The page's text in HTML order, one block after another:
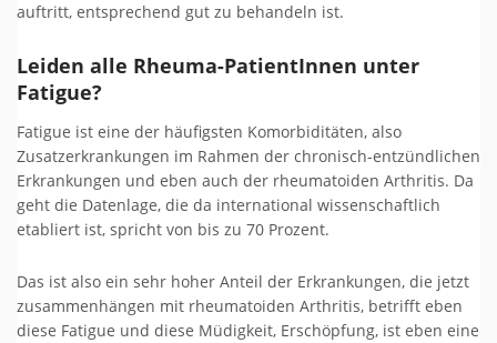
auftritt, entsprechend gut zu behandeln ist.
Leiden alle Rheuma-PatientInnen unter
Fatigue?
Fatigue ist eine der häufigsten Komorbiditäten, also
Zusatzerkrankungen im Rahmen der chronisch-entzündlichen
Erkrankungen und eben auch der rheumatoiden Arthritis. Da
geht die Datenlage, die da international wissenschaftlich
etabliert ist, spricht von bis zu 70 Prozent.
Das ist also ein sehr hoher Anteil der Erkrankungen, die jetzt
zusammenhängen mit rheumatoiden Arthritis, betrifft eben
diese Fatigue und diese Müdigkeit, Erschöpfung, ist eben eine